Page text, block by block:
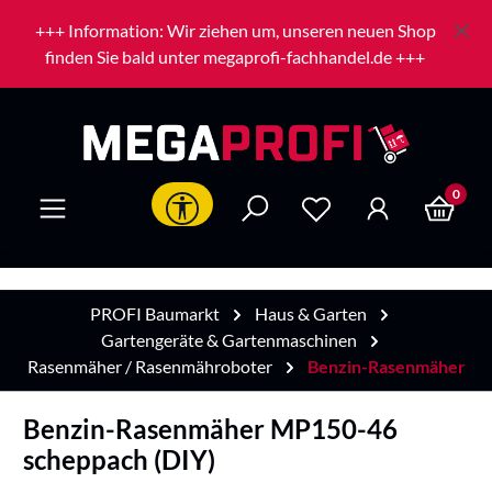
Zum Hauptinhalt springen
+++ Information: Wir ziehen um, unseren neuen Shop
finden Sie bald unter megaprofi-fachhandel.de +++
Werkzeugleiste anzeigen 0
PROFI Baumarkt
Haus & Garten
Gartengeräte & Gartenmaschinen
Rasenmäher / Rasenmähroboter
Benzin-Rasenmäher
Benzin-Rasenmäher MP150-46
scheppach (DIY)